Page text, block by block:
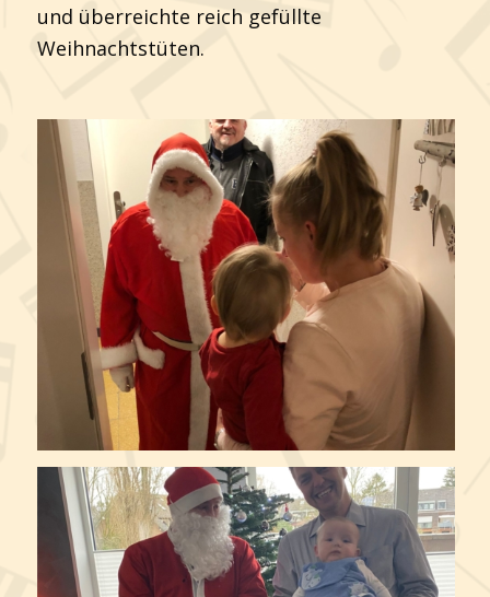
und überreichte reich gefüllte
Weihnachtstüten.